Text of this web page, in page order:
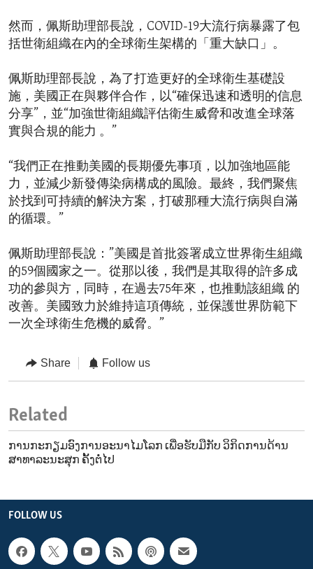
然而，佩斯助理部長說，COVID-19大流行病暴露了包
括世衛組織在內的全球衛生架構的「重大缺口」。
佩斯助理部長說，為了打造更好的全球衛生基礎設
施，美國正在與夥伴合作，以“確保迅速和透明的信息
分享”，並“加強世衛組織評估衛生威脅和改進全球落
實與合規的能力 。”
“我們正在推動美國的長期優先事項，以加強地區能
力，並減少新發傳染病構成的風險。最終，我們聚焦
於找到可持續的解決方案，打破那種大流行病與自滿
的循環。”
佩斯助理部長說：”美國是首批簽署成立世界衛生組織
的59個國家之一。從那以後，我們是其取得的許多成
功的參與方，同時，在過去75年來，也推動該組織 的
改善。美國致力於維持這項傳統，並保護世界防範下
一次全球衛生危機的威脅。”
Share Follow us
Related
ການກະກຽມອົງການອະນາໄມໂລກ ເພື່ອຮັບມືກັບ ວິກິດການດ້ານ
ສາທາລະນະສຸກ ຄັ້ງຕໍ່ໄປ
FOLLOW US